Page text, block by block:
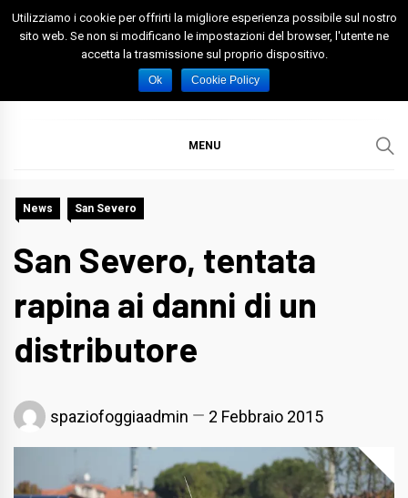
Skip
Spazio Foggia
Foggia News Calcio Eventi e Attività nella Capitanata
MENU
News San Severo
San Severo, tentata
rapina ai danni di un
distributore
spaziofoggiaadmin 2 Febbraio 2015
Utilizziamo i cookie per offrirti la migliore esperienza possibile sul nostro
sito web. Se non si modificano le impostazioni del browser, l'utente ne
accetta la trasmissione sul proprio dispositivo.
Ok Cookie Policy